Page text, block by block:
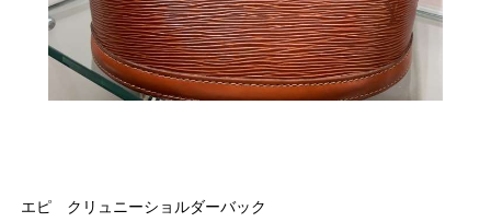
エピ クリュニーショルダーバック